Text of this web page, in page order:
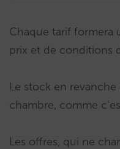
Chaque tarif formera
prix et de conditions
Le stock en
chambre, comme
Les offres, qui ne